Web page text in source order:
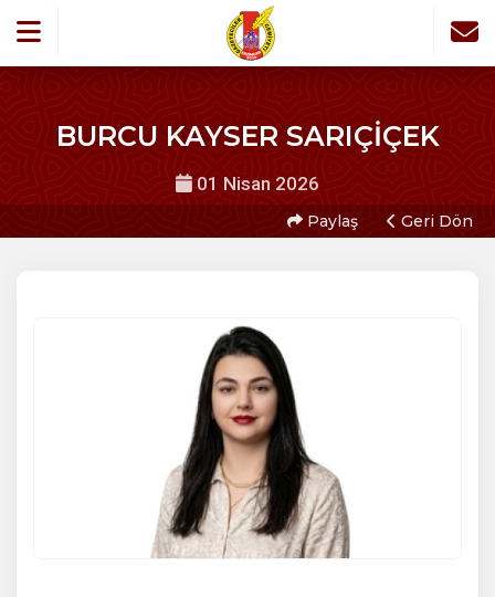
BURCU KAYSER SARIÇİÇEK
01 Nisan 2026
Paylaş Geri Dön